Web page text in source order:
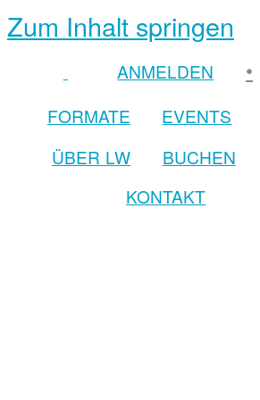
Zum Inhalt springen
ANMELDEN •
FORMATE
EVENTS
ÜBER LW BUCHEN
KONTAKT